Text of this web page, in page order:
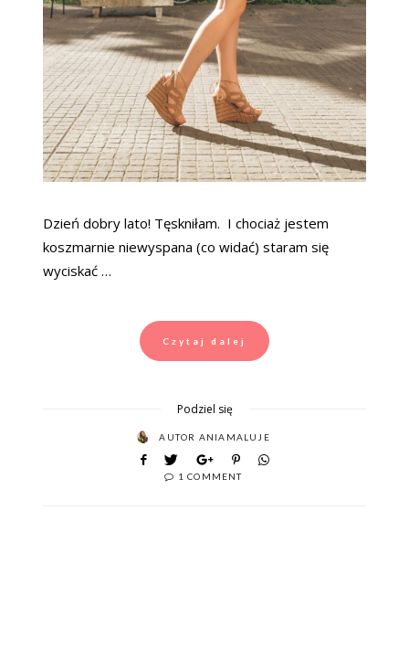
Dzień dobry lato! Tęskniłam. I chociaż jestem
koszmarnie niewyspana (co widać) staram się
wyciskać …
Czytaj dalej
Podziel się
AUTOR ANIAMALUJE
1 COMMENT